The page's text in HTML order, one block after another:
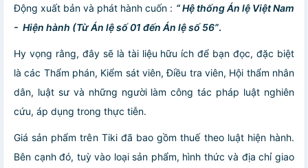
Động xuất bản và phát hành cuốn : “ Hệ thống Án lệ Việt Nam
- Hiện hành (Từ Án lệ số 01 đến Án lệ số 56”.
Hy vọng rằng, đây sẽ là tài liệu hữu ích để bạn đọc, đặc biệt
là các Thẩm phán, Kiểm sát viên, Điều tra viên, Hội thẩm nhân
dân, luật sư và những người làm công tác pháp luật nghiên
cứu, áp dụng trong thực tiễn.
Giá sản phẩm trên Tiki đã bao gồm thuế theo luật hiện hành.
Bên cạnh đó, tuỳ vào loại sản phẩm, hình thức và địa chỉ giao